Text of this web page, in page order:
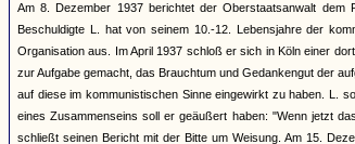
Am 8. Dezember 1937 berichtet der Oberstaatsanwalt dem
Beschuldigte L. hat von seinem 10.-12. Lebensjahre der
Organisation aus. Im April 1937 schloß er sich in Köln einer
zur Aufgabe gemacht, das Brauchtum und Gedankengut der
auf diese im kommunistischen Sinne eingewirkt zu haben. L.
eines Zusammenseins soll er geäußert haben: "Wenn jetzt
schließt seinen Bericht mit der Bitte um Weisung. Am 15.